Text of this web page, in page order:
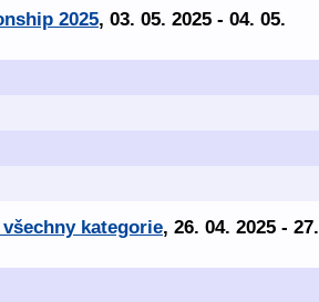
2025, 03. 05. 2025 - 04. 05.
všechny kategorie, 26. 04. 2025 - 27.